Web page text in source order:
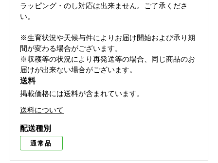
ラッピング・のし対応は出来ません。ご了承くださ
い。
※生育状況や天候与件によりお届け開始および承り期
間が変わる場合がございます。
※収穫等の状況により再発送等の場合、同じ商品のお
届けが出来ない場合がございます。
送料
掲載価格には送料が含まれています。
送料について
配送種別
通常品